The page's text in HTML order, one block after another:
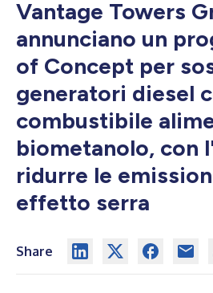
Vantage Towers
annunciano un
of Concept per
generatori diesel
combustibile
biometanolo, con
ridurre le
effetto serra
Share